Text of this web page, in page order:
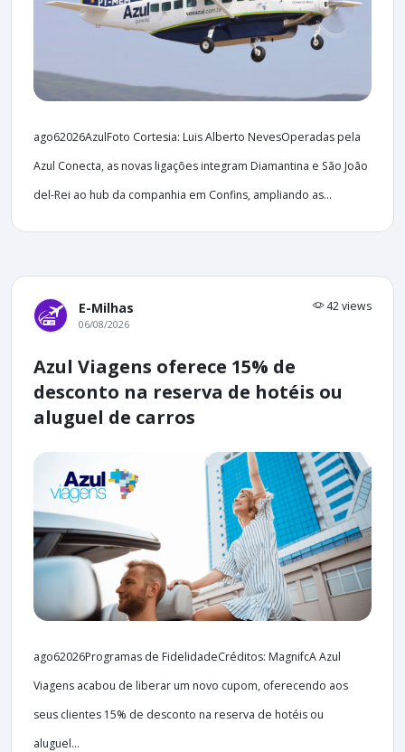
ago62026AzulFoto Cortesia: Luis Alberto NevesOperadas pela
Azul Conecta, as novas ligações integram Diamantina e São João
del-Rei ao hub da companhia em Confins, ampliando as...
E-Milhas 42 views
06/08/2026
Azul Viagens oferece 15% de
desconto na reserva de hotéis ou
aluguel de carros
ago62026Programas de FidelidadeCréditos: MagnifcA Azul
Viagens acabou de liberar um novo cupom, oferecendo aos
seus clientes 15% de desconto na reserva de hotéis ou
aluguel...